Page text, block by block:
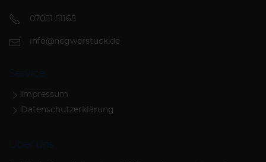
07051 51165
info@negwerstuck.de
Impressum
Datenschutzerklärung